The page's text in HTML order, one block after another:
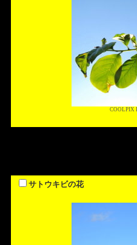
COOLPIX
サトウキビの花